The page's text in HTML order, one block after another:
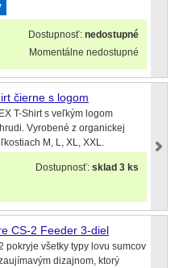
Dostupnosť:nedostupné
Momentálne nedostupné
čierne s logom
T-Shirt s veľkým logom
Vyrobené z organickej
M, L, XL, XXL.
Dostupnosť:sklad 3 ks
CS-2 Feeder 3-diel
pokryje všetky typy lovu sumcov
dizajnom, ktorý